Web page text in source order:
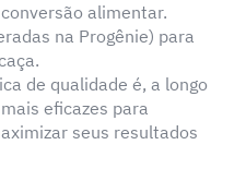
alimentar.
na Progênie) para
de qualidade é, a longo
eficazes para
seus resultados